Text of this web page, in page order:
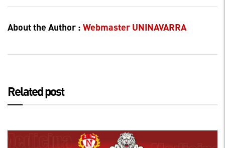
About the Author : Webmaster UNINAVARRA
Related post